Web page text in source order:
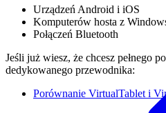
Urządzeń Android i iOS
Komputerów hosta z
Połączeń Bluetooth
Jeśli już wiesz, że chcesz pełnego
dedykowanego przewodnika:
Porównanie VirtualTablet i